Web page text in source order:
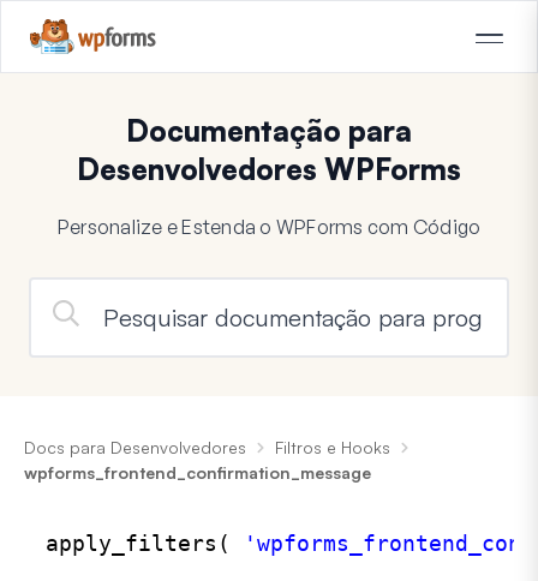
Documentação para
Desenvolvedores WPForms
Personalize e Estenda o WPForms com Código
Docs para Desenvolvedores
Filtros e Hooks
wpforms_frontend_confirmation_message
apply_filters(